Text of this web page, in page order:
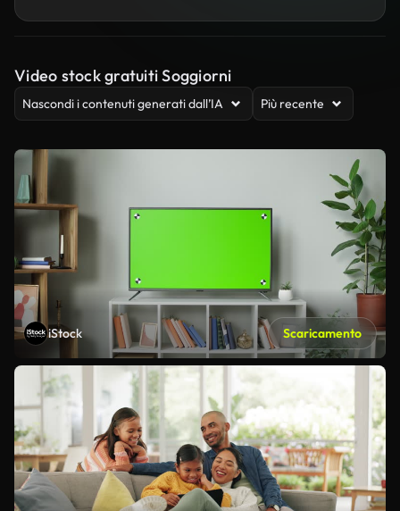
Video stock gratuiti Soggiorni
Nascondi i contenuti generati dall’IA Più recente
iStock Scaricamento